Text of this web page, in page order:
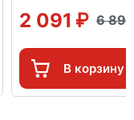
2 091 6
В корзину